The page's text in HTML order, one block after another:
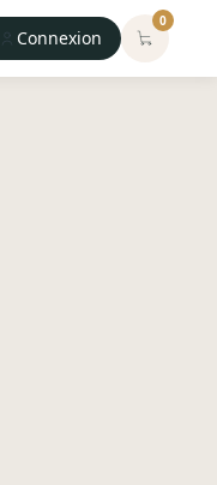
Connexion
0